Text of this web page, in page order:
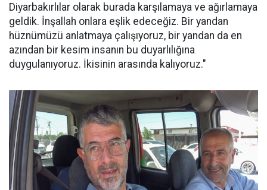
Diyarbakırlılar olarak burada karşılamaya ve ağırlamaya
geldik. İnşallah onlara eşlik edeceğiz. Bir yandan
hüznümüzü anlatmaya çalışıyoruz, bir yandan da en
azından bir kesim insanın bu duyarlılığına
duygulanıyoruz. İkisinin arasında kalıyoruz."